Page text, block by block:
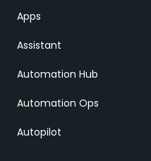
Apps
Assistant
Automation Hub
Automation Ops
Autopilot